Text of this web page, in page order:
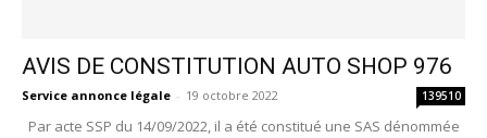
AVIS DE CONSTITUTION AUTO SHOP 976
Service annonce légale - 19 octobre 2022 139510
Par acte SSP du 14/09/2022, il a été constitué une SAS dénommée